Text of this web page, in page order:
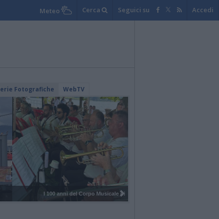
Meteo Cerca Seguici su Accedi
Fotografiche WebTV
I 100 anni del Corpo Musicale di